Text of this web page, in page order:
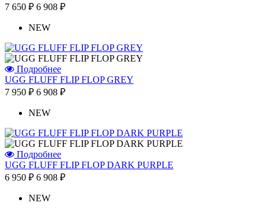
7 650 ₽ 6 908 ₽
NEW
Подробнее
UGG FLUFF FLIP FLOP GREY
7 950 ₽ 6 908 ₽
NEW
Подробнее
UGG FLUFF FLIP FLOP DARK PURPLE
6 950 ₽ 6 908 ₽
NEW